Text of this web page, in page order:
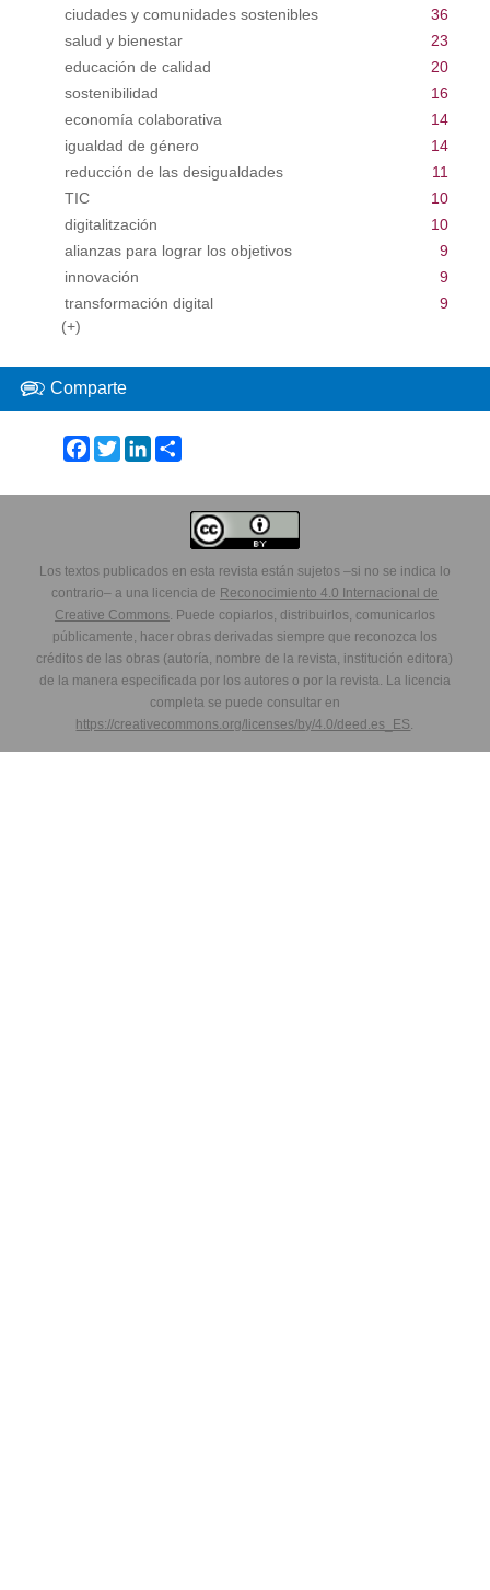
ciudades y comunidades sostenibles
36
salud y bienestar
23
educación de calidad
20
sostenibilidad
16
economía colaborativa
14
igualdad de género
14
reducción de las desigualdades
11
TIC
10
digitalitzación
10
alianzas para lograr los objetivos
9
innovación
9
transformación digital
9
(+)
Comparte
Facebook
TwitterLinkedIn
Share
Los textos publicados en esta revista están sujetos –si no se indica lo
contrario– a una licencia de Reconocimiento 4.0 Internacional de
Creative Commons. Puede copiarlos, distribuirlos, comunicarlos
públicamente, hacer obras derivadas siempre que reconozca los
créditos de las obras (autoría, nombre de la revista, institución editora)
de la manera especificada por los autores o por la revista. La licencia
completa se puede consultar en
https://creativecommons.org/licenses/by/4.0/deed.es_ES.